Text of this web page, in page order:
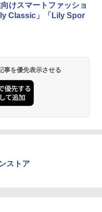
けスマートファッショ
Classic」「Lily Spor
事を優先表示させる
ストア